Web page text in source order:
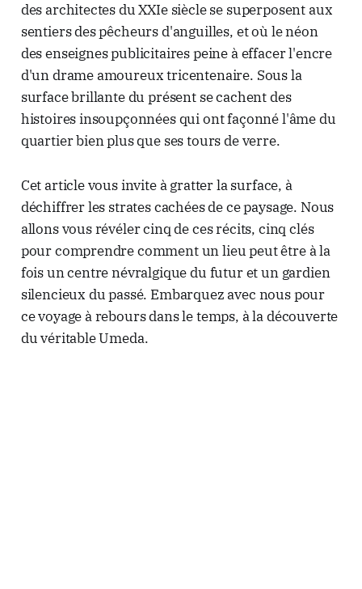
des architectes du XXIe siècle se superposent aux
sentiers des pêcheurs d'anguilles, et où le néon
des enseignes publicitaires peine à effacer l'encre
d'un drame amoureux tricentenaire. Sous la
surface brillante du présent se cachent des
histoires insoupçonnées qui ont façonné l'âme du
quartier bien plus que ses tours de verre.
Cet article vous invite à gratter la surface, à
déchiffrer les strates cachées de ce paysage. Nous
allons vous révéler cinq de ces récits, cinq clés
pour comprendre comment un lieu peut être à la
fois un centre névralgique du futur et un gardien
silencieux du passé. Embarquez avec nous pour
ce voyage à rebours dans le temps, à la découverte
du véritable Umeda.